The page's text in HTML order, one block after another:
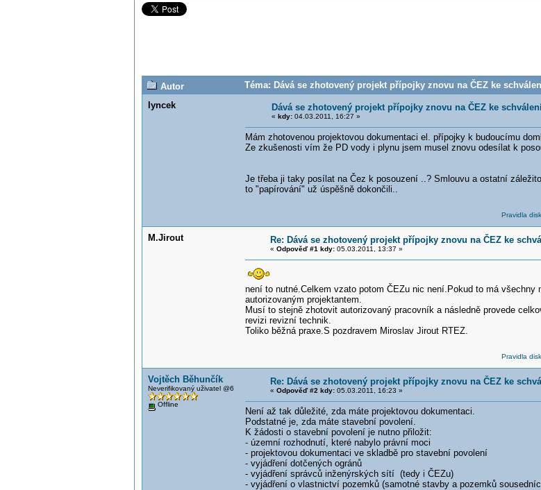
Autor
Téma: Dává se zhotovený projekt přípojky znovu na ČEZ ke
lyncek
Dává se zhotovený projekt přípojky znovu na ČEZ ke
« kdy:04.03.2011, 16:27 »
Mám zhotovenou projektovou dokumentaci el. přípojky k budoucímu
Ze zkušenosti vím že PD vody i plynu jsem musel znovu odesílat k
Je třeba ji taky posílat na Čez k posouzení ..? Smlouvu a ostatní
to "papírování" už úspěšně dokončili..
Pravidla
M.Jirout Re: Dává se zhotovený projekt přípojky znovu na ČEZ ke
« Odpověď #1 kdy:05.03.2011, 13:37 »
není to nutné.Celkem vzato potom ČEZu nic není.Pokud to má všechny
autorizovaným projektantem.
Musí to stejně zhotovit autorizovaný pracovník a následně provede
revizi revizní technik.
Toliko běžná praxe.S pozdravem Miroslav Jirout RTEZ.
Pravidla
Vojtěch Běhunčík
Neverifikovaný uživatel @6
Offline
Re: Dává se zhotovený projekt přípojky znovu na ČEZ ke
« Odpověď #2 kdy:05.03.2011, 16:23 »
Není až tak důležité, zda máte projektovou dokumentaci.
Podstatné je, zda máte stavební povolení.
K žádosti o stavební povolení je nutno přiložit:
- územní rozhodnutí, které nabylo právní moci
- projektovou dokumentaci ve skladbě pro stavební povolení
- vyjádření dotčených ogránů
- vyjádření správců inženýrských sítí (tedy i ČEZu)
- vyjádření o vlastnictví pozemků (samotné stavby a pozemků